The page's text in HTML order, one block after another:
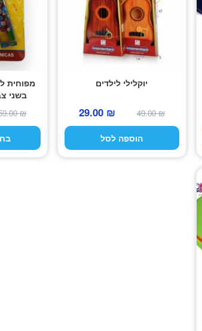
יוקלילי לילדים
49.00₪
המחיר
המקורי
היה:
29.00 ₪
המחיר
הנוכחי
הוא:
הוספה לסל
מפוחית
בשני
₪
האפשרויות
בעמוד
המוצר